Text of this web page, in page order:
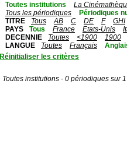
Toutes institutions
La
Tous les périodiques
Périodiques
TITRE
Tous AB C DE F
GHI
PAYS
Tous France Etats-Unis
DECENNIE
Toutes <1900
1900
LANGUE
Toutes Français
Réinitialiser les critères
Toutes institutions - 0 périodiques sur